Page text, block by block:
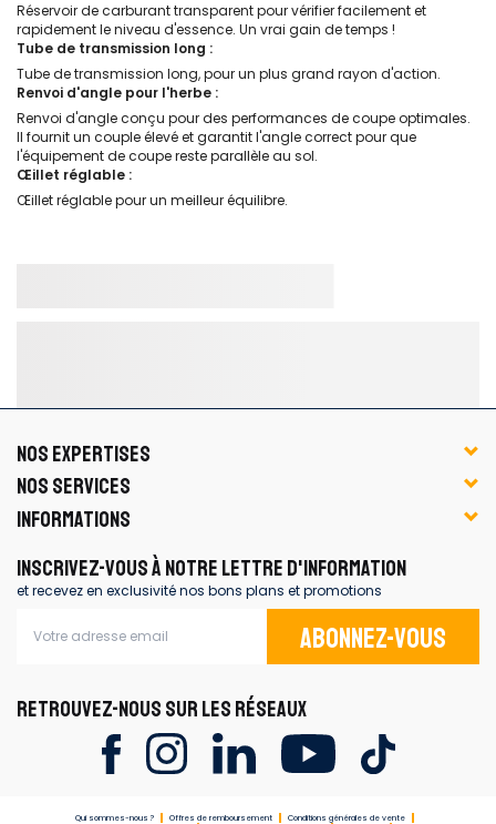
Réservoir de carburant transparent pour vérifier facilement et
rapidement le niveau d'essence. Un vrai gain de temps !
Tube de transmission long :
Tube de transmission long, pour un plus grand rayon d'action.
Renvoi d'angle pour l'herbe :
Renvoi d'angle conçu pour des performances de coupe optimales.
Il fournit un couple élevé et garantit l'angle correct pour que
l'équipement de coupe reste parallèle au sol.
Œillet réglable :
Œillet réglable pour un meilleur équilibre.
NOS EXPERTISES
NOS SERVICES
INFORMATIONS
INSCRIVEZ-VOUS À NOTRE LETTRE D'INFORMATION
et recevez en exclusivité nos bons plans et promotions
Abonnez-vous
RETROUVEZ-NOUS SUR LES RÉSEAUX
Qui sommes-nous ? Offres de remboursement
Conditions générales de vente